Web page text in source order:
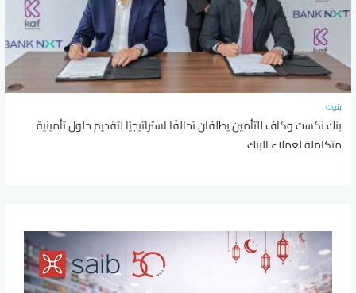
بنوك
بنك نكست وكاف للتأمين يطلقان تحالفًا استراتيجيًا لتقديم حلول تأمينية
متكاملة لعملاء البنك